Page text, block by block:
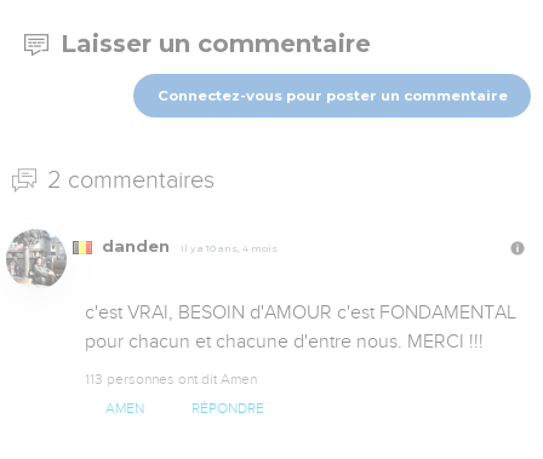
Laisser un commentaire
Connectez-vous pour poster un commentaire
2 commentaires
danden Il y a 10 ans, 4 mois
c'est VRAI, BESOIN d'AMOUR c'est FONDAMENTAL
113 personnes ont dit Amen
AMEN RÉPONDRE